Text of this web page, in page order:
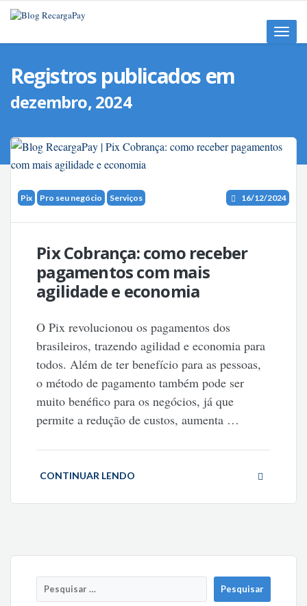
Toggle
Registros publicados em
dezembro, 2024
Pix Pro seu negócio Serviços 16/12/2024
Pix Cobrança: como receber
pagamentos com mais
agilidade e economia
O Pix revolucionou os pagamentos dos
brasileiros, trazendo agilidad e economia para
todos. Além de ter benefício para as pessoas,
o método de pagamento também pode ser
muito benéfico para os negócios, já que
permite a redução de custos, aumenta …
CONTINUAR LENDO